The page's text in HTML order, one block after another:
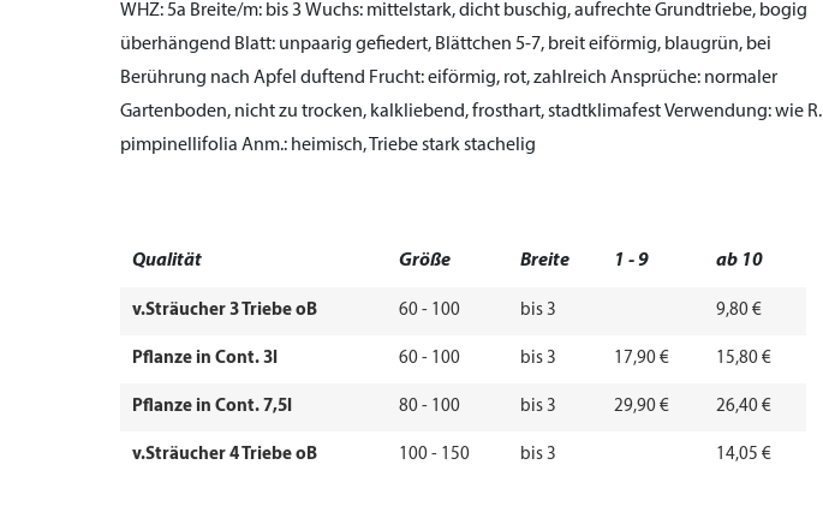
WHZ:5a Breite/m: bis 3 Wuchs: mittelstark, dicht buschig, aufrechte Grundtriebe, bogig
überhängend Blatt: unpaarig gefiedert, Blättchen 5-7, breit eiförmig, blaugrün, bei
Berührung nach Apfel duftend Frucht:eiförmig, rot, zahlreich Ansprüche: normaler
Gartenboden, nicht zu trocken, kalkliebend, frosthart, stadtklimafestVerwendung:wie R.
pimpinellifolia Anm.: heimisch, Triebe stark stachelig
Qualität Größe Breite 1 - 9 ab 10
v.Sträucher 3 Triebe oB 60 - 100 bis 3 9,80 €
Pflanze in Cont. 3l 60 - 100 bis 3 17,90 € 15,80 €
Pflanze in Cont. 7,5l 80 - 100 bis 3 29,90 € 26,40 €
v.Sträucher 4 Triebe oB 100 - 150 bis 3 14,05 €